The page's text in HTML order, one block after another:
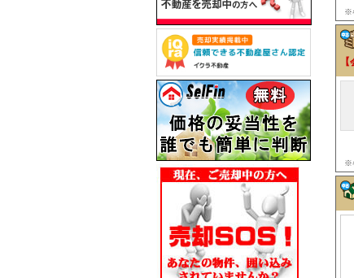
※
※